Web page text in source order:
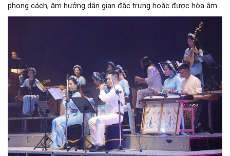
phong cách, âm hưởng dân gian đặc trưng hoặc được hòa âm,
phối khí mới trên nền tảng làn điệu âm nhạc truyền thống Việt
Nam, đồng thời phải được trình diễn trực tiếp bằng nhạc cụ dân